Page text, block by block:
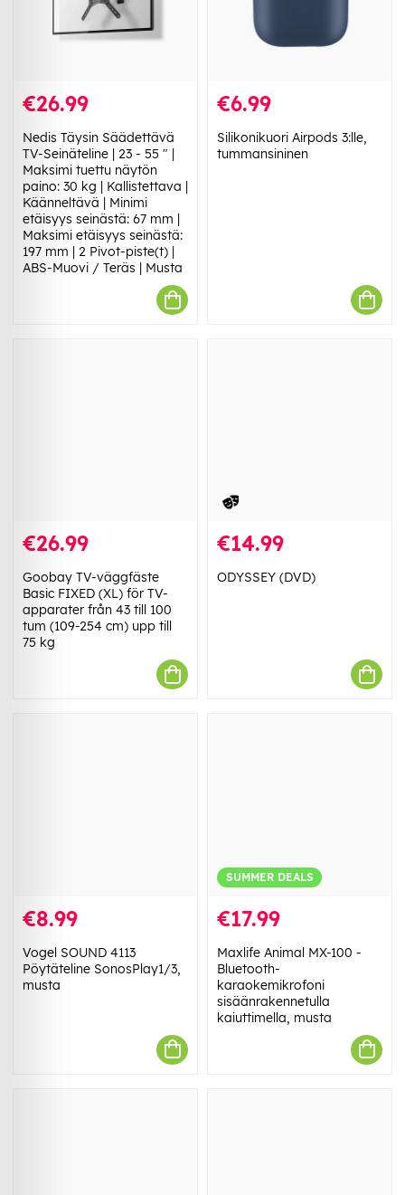
€26.99
Nedis Täysin Säädettävä
TV-Seinäteline | 23 - 55 " |
Maksimi tuettu näytön
paino: 30 kg | Kallistettava |
Käänneltävä | Minimi
etäisyys seinästä: 67 mm |
Maksimi etäisyys seinästä:
197 mm | 2 Pivot-piste(t) |
ABS-Muovi / Teräs | Musta
€6.99
Silikonikuori Airpods 3:lle,
tummansininen
€26.99
Goobay TV-väggfäste
Basic FIXED (XL) för TV-
apparater från 43 till 100
tum (109-254 cm) upp till
75 kg
€14.99
ODYSSEY (DVD)
€8.99
Vogel SOUND 4113
Pöytäteline SonosPlay1/3,
musta
SUMMER DEALS
€17.99
Maxlife Animal MX-100 -
Bluetooth-
karaokemikrofoni
sisäänrakennetulla
kaiuttimella, musta